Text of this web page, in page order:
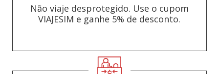
Não viaje desprotegido. Use o cupom
VIAJESIM e ganhe 5% de desconto.